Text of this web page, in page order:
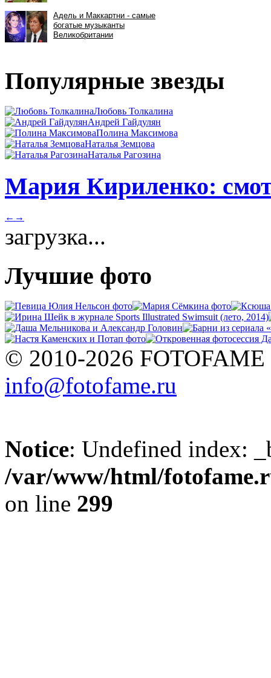
Популярные звезды
Любовь Толкалина
Андрей Гайдулян
Полина Максимова
Наталья Земцова
Наталья Рагозина
Мария Кириленко:
← →
загрузка...
Лучшие фото
© 2010-2026 FOTOFAME
info@fotofame.ru
Notice: Undefined index:
/var/www/html/
on line 299